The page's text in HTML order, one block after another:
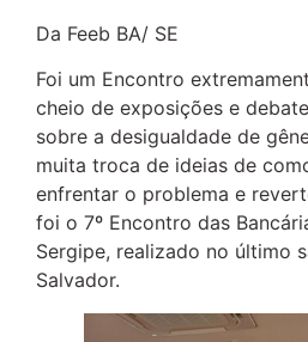
Da Feeb BA/ SE
Foi um Encontro
cheio de exposições e
sobre a desigualdade de
muita troca de ideias de
enfrentar o problema e
foi o 7º Encontro das
Sergipe, realizado no último
Salvador.